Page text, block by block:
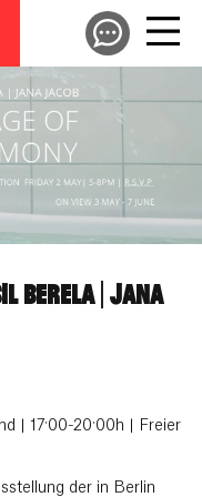
BERELA | JANA
| 17:00-20:00h | Freier
der in Berlin